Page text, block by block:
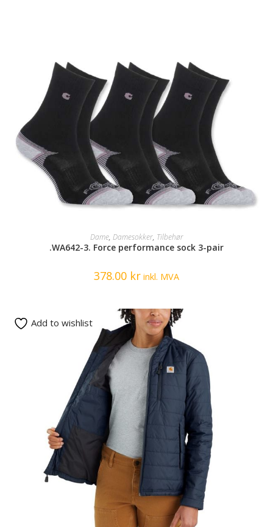
SELECT OPTIONS
Dame, Damesokker, Tilbehør
.WA642-3. Force performance sock 3-pair
378.00 kr inkl. MVA
Add to wishlist